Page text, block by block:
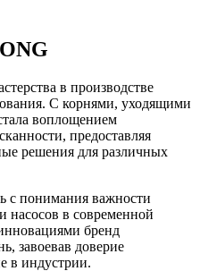
в производстве
С корнями, уходящими
воплощением
предоставляя
решения для различных
с понимания важности
насосов в современной
бренд
завоевав доверие
в индустрии.